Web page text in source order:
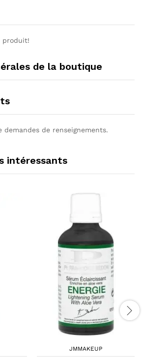
produit!
de la boutique
demandes de renseignements.
intéressants
JMMAKEUP